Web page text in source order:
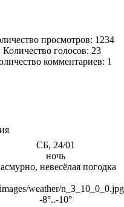
просмотров: 1234
Количество голосов: 23
комментариев: 1
СБ, 24/01
ночь
невесёлая погодка
-8°..-10°